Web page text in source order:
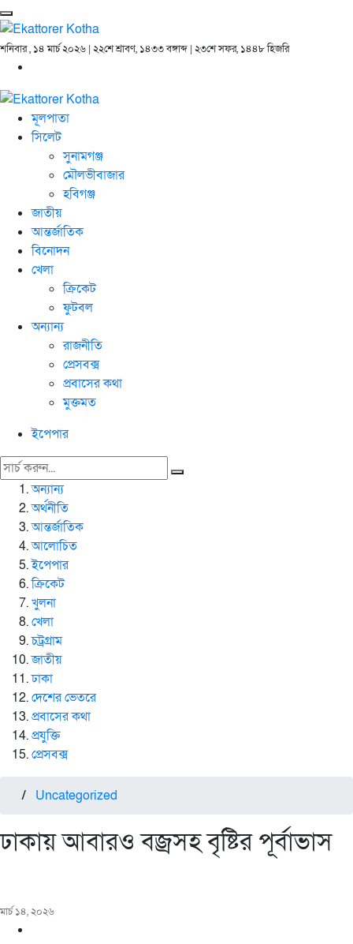
শনিবার , ১৪ মার্চ ২০২৬ | ২২শে শ্রাবণ, ১৪৩৩ বঙ্গাব্দ | ২৩শে সফর, ১৪৪৮ হিজরি
মূলপাতা
সিলেট
সুনামগঞ্জ
মৌলভীবাজার
হবিগঞ্জ
জাতীয়
আন্তর্জাতিক
বিনোদন
খেলা
ক্রিকেট
ফুটবল
অন্যান্য
রাজনীতি
প্রেসবক্স
প্রবাসের কথা
মুক্তমত
ইপেপার
অন্যান্য
অর্থনীতি
আন্তর্জাতিক
আলোচিত
ইপেপার
ক্রিকেট
খুলনা
খেলা
চট্রগ্রাম
জাতীয়
ঢাকা
দেশের ভেতরে
প্রবাসের কথা
প্রযুক্তি
প্রেসবক্স
/ Uncategorized
ঢাকায় আবারও বজ্রসহ বৃষ্টির পূর্বাভাস
মার্চ ১৪, ২০২৬